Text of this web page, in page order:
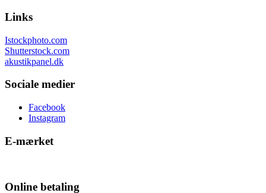
Links
Istockphoto.com
Shutterstock.com
akustikpanel.dk
Sociale medier
Facebook
Instagram
E-mærket
Online betaling